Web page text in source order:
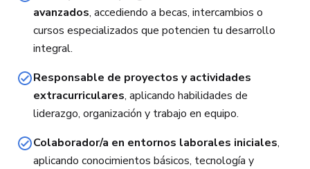
avanzados, accediendo a becas, intercambios o
cursos especializados que potencien tu desarrollo
integral.
Responsable de proyectos y actividades
extracurriculares, aplicando habilidades de
liderazgo, organización y trabajo en equipo.
Colaborador/a en entornos laborales iniciales,
aplicando conocimientos básicos, tecnología y